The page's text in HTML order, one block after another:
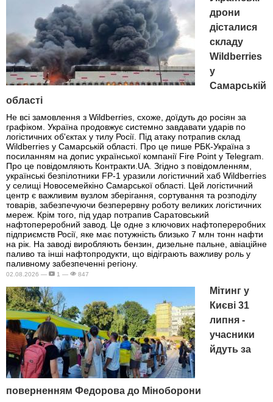
дрони
дісталися
складу
Wildberries
у
Самарській
області
Не всі замовлення з Wildberries, схоже, доїдуть до росіян за
графіком. Україна продовжує системно завдавати ударів по
логістичних об'єктах у тилу Росії. Під атаку потрапив склад
Wildberries у Самарській області. Про це пише РБК-Україна з
посиланням на допис української компанії Fire Point у Telegram.
Про це повідомляють Контракти.UA. Згідно з повідомленням,
українські безпілотники FP-1 уразили логістичний хаб Wildberries
у селищі Новосемейкіно Самарської області. Цей логістичний
центр є важливим вузлом зберігання, сортування та розподілу
товарів, забезпечуючи безперервну роботу великих логістичних
мереж. Крім того, під удар потрапив Саратовський
нафтопереробний завод. Це одне з ключових нафтопереробних
підприємств Росії, яке має потужність близько 7 млн тонн нафти
на рік. На заводі виробляють бензин, дизельне пальне, авіаційне
паливо та інші нафтопродукти, що відіграють важливу роль у
паливному забезпеченні регіону.
02.08.2026 — 1 — 847
Мітинг у
Києві 31
липня -
учасники
йдуть за
поверненням Федорова до Міноборони